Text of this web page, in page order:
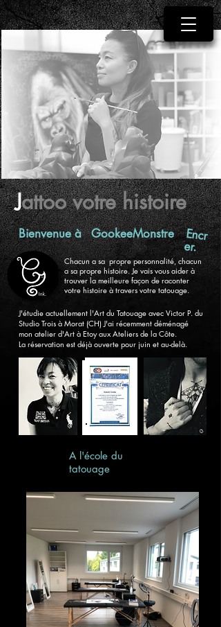
Jattoo votre histoire
Bienvenue à GookeeMonstre Encr
er.
Chacun a sa propre personnalité, chacun
a sa propre histoire. Je vais vous aider à
trouver la meilleure façon de raconter
votre histoire à travers votre tatouage.
J'étudie actuellement l'Art du Tatouage avec Victor P. du
Studio Trois à Morat (CH) J'ai récemment déménagé
mon atelier d'Art à Etoy aux Ateliers de la Côte.
La réservation est déjà ouverte pour juin et au-delà.
A l'école du
tatouage